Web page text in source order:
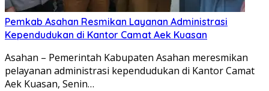
Pemkab Asahan Resmikan Layanan Administrasi
Kependudukan di Kantor Camat Aek Kuasan
Asahan – Pemerintah Kabupaten Asahan meresmikan
pelayanan administrasi kependudukan di Kantor Camat
Aek Kuasan, Senin…